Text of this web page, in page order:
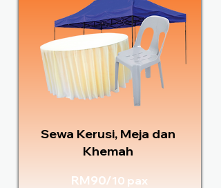
Sewa Kerusi, Meja dan
Khemah
RM90/10 pax